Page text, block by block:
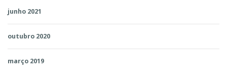
junho 2021
outubro 2020
março 2019